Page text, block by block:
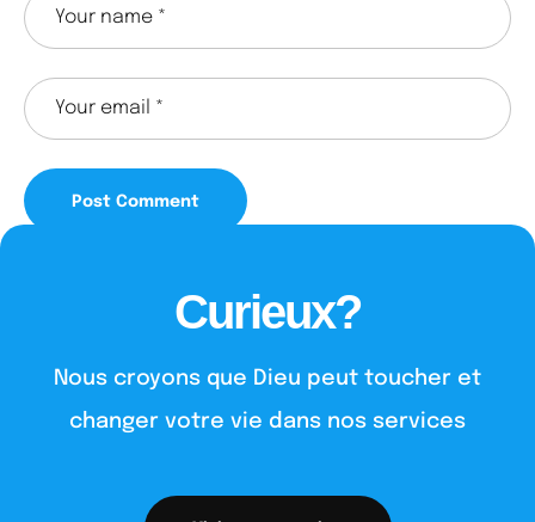
Curieux?
Nous croyons que Dieu peut toucher et
changer votre vie dans nos services